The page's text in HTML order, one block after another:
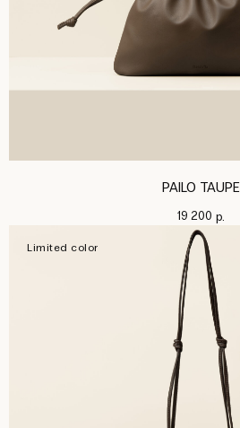
PAILO TAUPE
19 200 р.
Limited color